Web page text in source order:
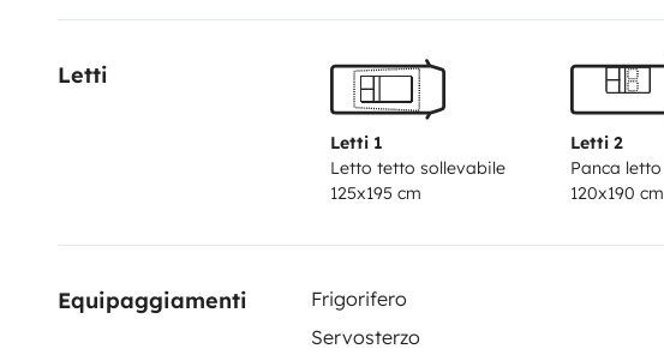
Letti
Letti 1
Letto tetto sollevabile
125x195 cm
Letti 2
Panca letto
120x190 cm
Equipaggiamenti Frigorifero
Servosterzo